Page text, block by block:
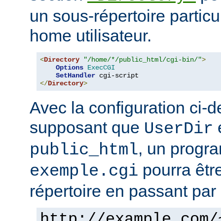
un sous-répertoire
home utilisateur.
<Directory "/home/*/public_html/cgi-bin/">
Options ExecCGI
SetHandler
</Directory>
Avec la configuration ci-
supposant que UserDir
public_html, un
exemple.cgi pourra
répertoire en passant par